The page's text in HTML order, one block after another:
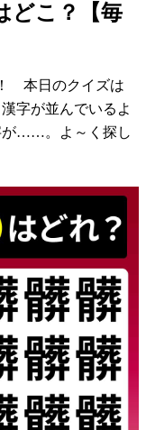
どこ？【毎
本日のクイズは
字が並んでいるよ
が……。よ～く探し